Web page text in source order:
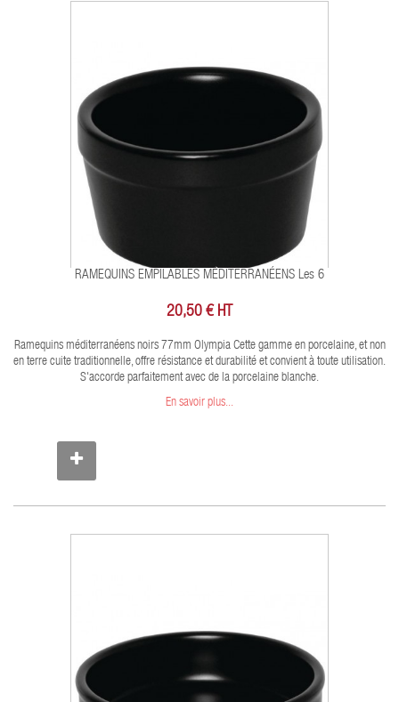
RAMEQUINS EMPILABLES MÉDITERRANÉENS Les 6
20,50 € HT
Ramequins méditerranéens noirs 77mm Olympia Cette gamme en porcelaine, et non
en terre cuite traditionnelle, offre résistance et durabilité et convient à toute utilisation.
S'accorde parfaitement avec de la porcelaine blanche.
En savoir plus...